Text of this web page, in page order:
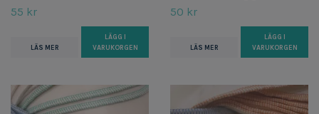
55 kr
LÄS MER
LÄGG I
VARUKORGEN
50 kr
LÄS MER
LÄGG I
VARUKORGEN